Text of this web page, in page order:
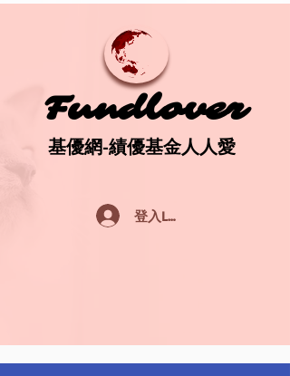
Fundlover
Fundlover
基優網-績優基金人人愛
基優網-績優基金人人愛
登入Log In